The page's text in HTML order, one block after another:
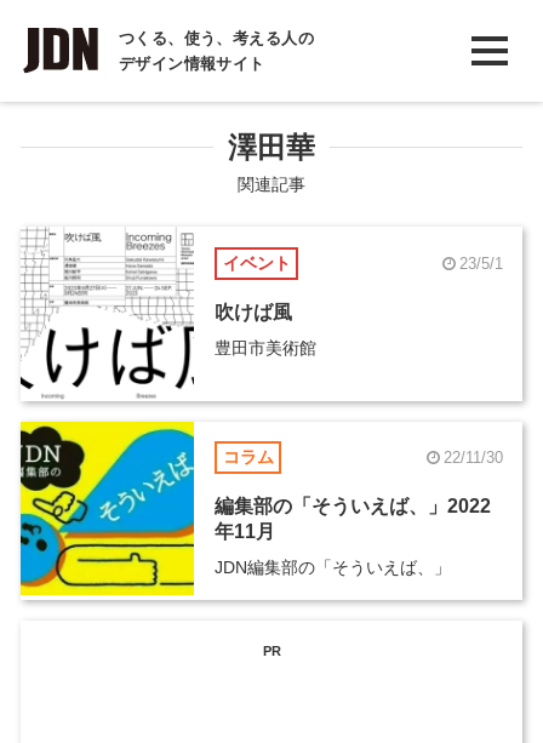
つくる、使う、考える人の
デザイン情報サイト
INTERVIEW
インタビュー
COLUMN
コラム
澤田華
関連記事
イベント 23/5/1
吹けば風
豊田市美術館
コラム 22/11/30
編集部の「そういえば、」2022
年11月
JDN編集部の「そういえば、」
PR